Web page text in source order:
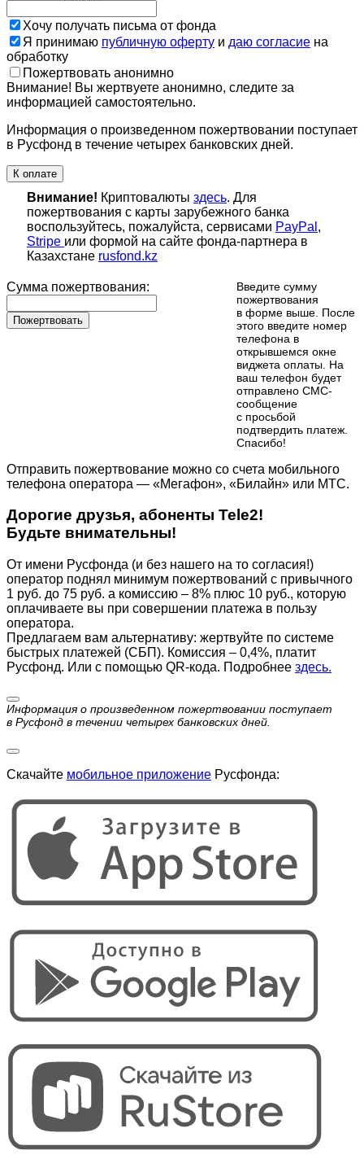
Хочу получать письма от фонда
Я принимаю публичную оферту и даю согласие на
обработку
Пожертвовать анонимно
Внимание! Вы жертвуете анонимно, следите за
информацией самостоятельно.
Информация о произведенном пожертвовании поступает
в Русфонд в течение четырех банковских дней.
К оплате
Внимание! Криптовалюты здесь. Для
пожертвования с карты зарубежного банка
воспользуйтесь, пожалуйста, сервисами PayPal ,
Stripe или формой на сайте фонда-партнера в
Казахстане rusfond.kz
Сумма пожертвования:
Пожертвовать
Введите сумму
пожертвования
в форме выше. После
этого введите номер
телефона в
открывшемся окне
виджета оплаты. На
ваш телефон будет
отправлено СМС-
сообщение
с просьбой
подтвердить платеж.
Cпасибо!
Отправить пожертвование можно со счета мобильного
телефона оператора — «Мегафон», «Билайн» или МТС.
Дорогие друзья, абоненты Tele2!
Будьте внимательны!
От имени Русфонда (и без нашего на то согласия!)
оператор поднял минимум пожертвований с привычного
1 руб. до 75 руб. а комиссию – 8% плюс 10 руб., которую
оплачиваете вы при совершении платежа в пользу
оператора.
Предлагаем вам альтернативу: жертвуйте по cистеме
быстрых платежей (СБП). Комиссия – 0,4%, платит
Русфонд. Или с помощью QR-кода. Подробнее здесь.
Информация о произведенном пожертвовании поступает
в Русфонд в течении четырех банковских дней.
Скачайте мобильное приложение Русфонда: